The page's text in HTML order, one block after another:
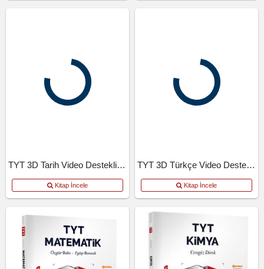
TYT 3D Tarih Video Destekli Defter
Kitap İncele
TYT 3D Türkçe Video Destekli Defter
Kitap İncele